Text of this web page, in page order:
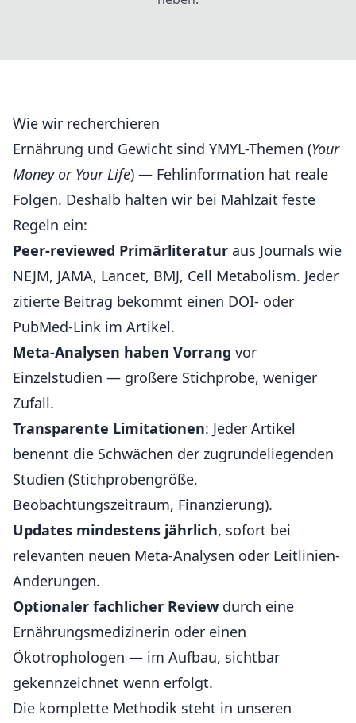
Wie wir recherchieren
Ernährung und Gewicht sind YMYL-Themen (Your
Money or Your Life) — Fehlinformation hat reale
Folgen. Deshalb halten wir bei Mahlzait feste
Regeln ein:
Peer-reviewed Primärliteratur aus Journals wie
NEJM, JAMA, Lancet, BMJ, Cell Metabolism. Jeder
zitierte Beitrag bekommt einen DOI- oder
PubMed-Link im Artikel.
Meta-Analysen haben Vorrang vor
Einzelstudien — größere Stichprobe, weniger
Zufall.
Transparente Limitationen: Jeder Artikel
benennt die Schwächen der zugrundeliegenden
Studien (Stichprobengröße,
Beobachtungszeitraum, Finanzierung).
Updates mindestens jährlich, sofort bei
relevanten neuen Meta-Analysen oder Leitlinien-
Änderungen.
Optionaler fachlicher Review durch eine
Ernährungsmedizinerin oder einen
Ökotrophologen — im Aufbau, sichtbar
gekennzeichnet wenn erfolgt.
Die komplette Methodik steht in unseren